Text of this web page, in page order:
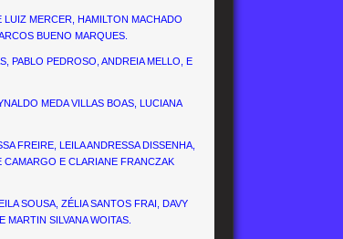
MERCER, HAMILTON MACHADO
BUENO MARQUES.
PABLO PEDROSO, ANDREIA MELLO, E
MEDA VILLAS BOAS, LUCIANA
FREIRE, LEILA ANDRESSA DISSENHA,
CAMARGO E CLARIANE FRANCZAK
SOUSA, ZÉLIA SANTOS FRAI, DAVY
SILVANA WOITAS.